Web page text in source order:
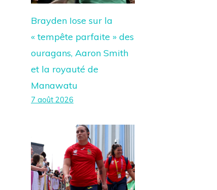
Brayden Iose sur la
« tempête parfaite » des
ouragans, Aaron Smith
et la royauté de
Manawatu
7 août 2026